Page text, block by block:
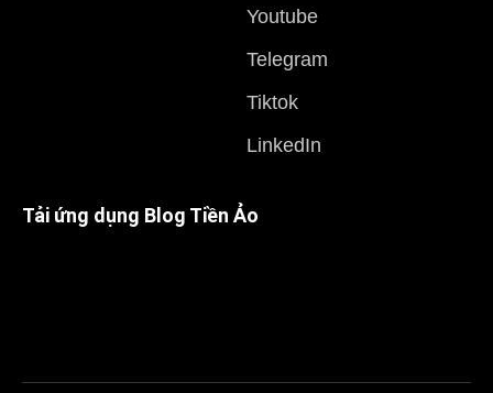
Youtube
Telegram
Tiktok
LinkedIn
Tải ứng dụng Blog Tiền Ảo